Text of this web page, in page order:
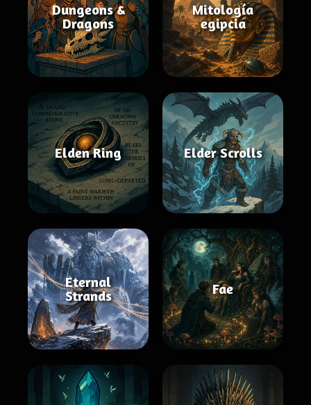
Dungeons &
Dragons
Mitología
egipcia
Elden Ring Elder Scrolls
Eternal
Strands
Fae